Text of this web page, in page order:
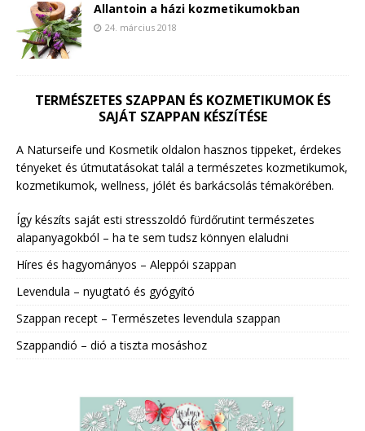
Allantoin a házi kozmetikumokban
24. március 2018
TERMÉSZETES SZAPPAN ÉS KOZMETIKUMOK ÉS
SAJÁT SZAPPAN KÉSZÍTÉSE
A Naturseife und Kosmetik oldalon hasznos tippeket, érdekes
tényeket és útmutatásokat talál a természetes kozmetikumok,
kozmetikumok, wellness, jólét és barkácsolás témakörében.
Így készíts saját esti stresszoldó fürdőrutint természetes
alapanyagokból – ha te sem tudsz könnyen elaludni
Híres és hagyományos – Aleppói szappan
Levendula – nyugtató és gyógyító
Szappan recept – Természetes levendula szappan
Szappandió – dió a tiszta mosáshoz